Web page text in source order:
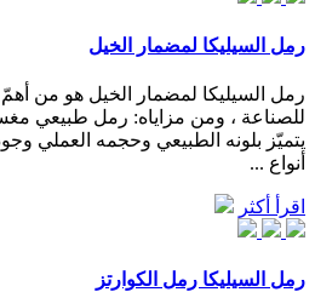
رمل السيليكا لمضمار الخيل
رمل السيليكا لمضمار الخيل هو من
للصناعة ، ومن مزاياه: رمل طبيعي
يتميّز بلونه الطبيعي وحجمه العملي
أنواع ...
اقرأ أكثر
رمل السيليكا رمل الكوارتز